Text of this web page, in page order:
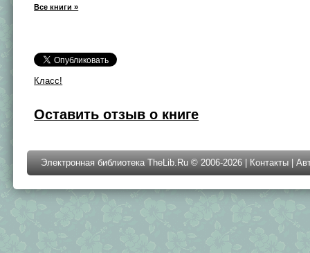
Все книги »
Класс!
Оставить отзыв о книге
Электронная библиотека TheLib.Ru © 2006-2026 | Контакты |